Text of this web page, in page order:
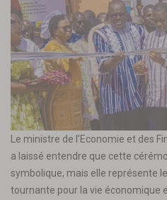
Le ministre de l’Economie et des
a laissé entendre que cette
symbolique, mais elle représente
tournante pour la vie économique